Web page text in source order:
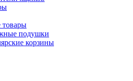
товары
подушки
корзины